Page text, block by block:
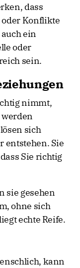
dass
Konflikte
ein
oder
sein.
nimmt,
werden
sich
entstehen. Sie
Sie richtig
sie gesehen
ohne sich
echte Reife.
kann